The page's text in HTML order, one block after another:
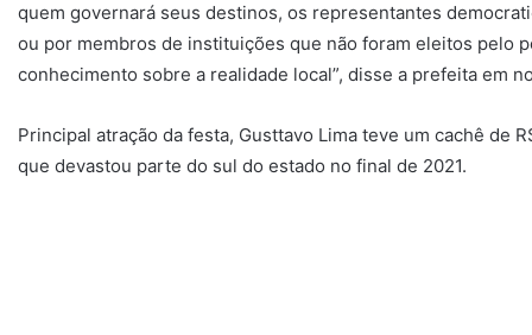
quem governará seus destinos, os representantes
ou por membros de instituições que não foram eleitos pelo
conhecimento sobre a realidade local”, disse a prefeita em
Principal atração da festa, Gusttavo Lima teve um cachê de
que devastou parte do sul do estado no final de 2021.